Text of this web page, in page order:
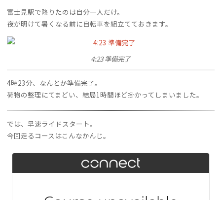
富士見駅で降りたのは自分一人だけ。
夜が明けて暑くなる前に自転車を組立てておきます。
4:23 準備完了
4時23分、なんとか準備完了。
荷物の整理にてまどい、結局1時間ほど掛かってしまいました。
では、早速ライドスタート。
今回走るコースはこんなかんじ。